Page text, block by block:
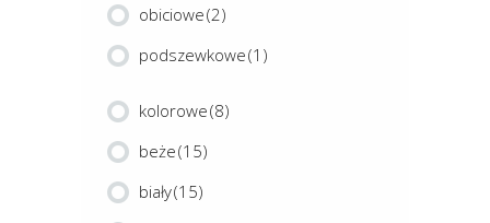
obiciowe(2)
podszewkowe(1)
kolorowe(8)
beże(15)
biały(15)